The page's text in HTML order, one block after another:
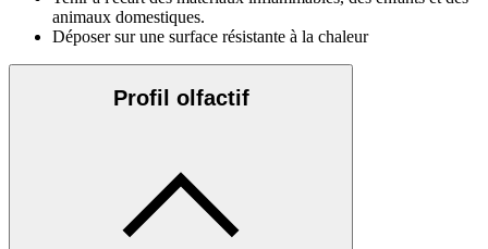
animaux domestiques.
Déposer sur une surface résistante à la chaleur
Profil olfactif